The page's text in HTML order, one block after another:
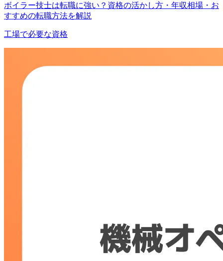
ボイラー技士は転職に強い？資格の活かし方・年収相場・お
すすめの転職方法を解説
工場で必要な資格